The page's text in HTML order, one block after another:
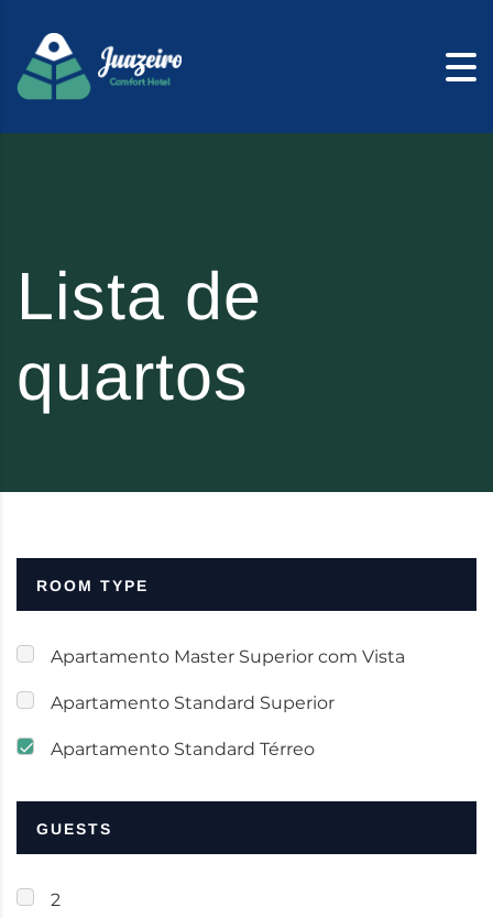
Lista de
quartos
ROOM TYPE
Apartamento Master Superior com Vista
Apartamento Standard Superior
Apartamento Standard Térreo
GUESTS
2